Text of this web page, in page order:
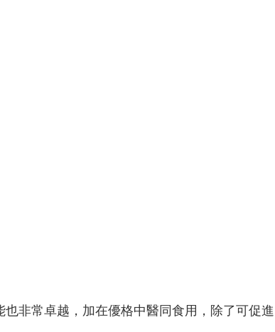
非常卓越，加在優格中醫同食用，除了可促進